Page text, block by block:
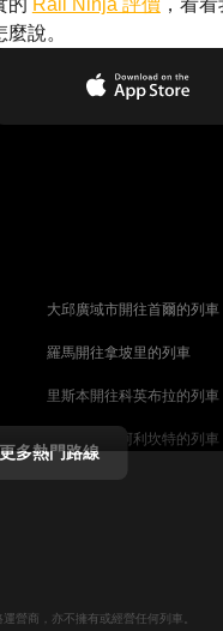
的 Rail Ninja 評價，看看
說。
大邱廣域市開往首爾的列車
羅馬開往拿坡里的列車
里斯本開往科英布拉的列車
馬德里開往阿利坎特的列車
首爾開往釜山的列車
多熱門路線
營商，亦不擁有或經營任何列車。